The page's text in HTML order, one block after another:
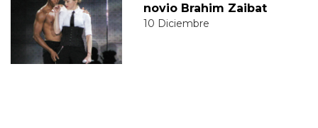
novio Brahim Zaibat
10 Diciembre